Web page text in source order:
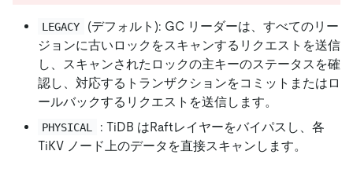
LEGACY
(デフォルト): GC リーダーは、すべてのリー
ジョンに古いロックをスキャンするリクエストを送信
し、スキャンされたロックの主キーのステータスを確
認し、対応するトランザクションをコミットまたはロ
ールバックするリクエストを送信します。
PHYSICAL
: TiDB はRaftレイヤーをバイパスし、各
TiKV ノード上のデータを直接スキャンします。